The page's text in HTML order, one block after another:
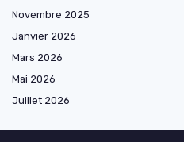
Novembre 2025
Janvier 2026
Mars 2026
Mai 2026
Juillet 2026